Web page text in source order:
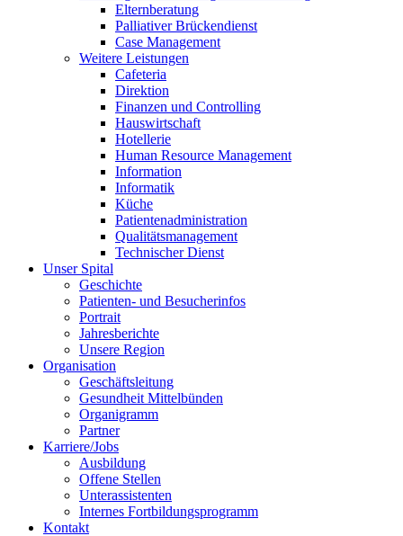
Elternberatung
Palliativer Brückendienst
Case Management
Weitere Leistungen
Cafeteria
Direktion
Finanzen und Controlling
Hauswirtschaft
Hotellerie
Human Resource Management
Information
Informatik
Küche
Patientenadministration
Qualitätsmanagement
Technischer Dienst
Unser Spital
Geschichte
Patienten- und Besucherinfos
Portrait
Jahresberichte
Unsere Region
Organisation
Geschäftsleitung
Gesundheit Mittelbünden
Organigramm
Partner
Karriere/Jobs
Ausbildung
Offene Stellen
Unterassistenten
Internes Fortbildungsprogramm
Kontakt